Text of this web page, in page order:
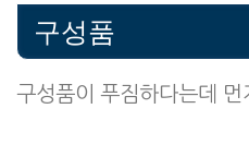
구성품
구성품이 푸짐하다는데 먼